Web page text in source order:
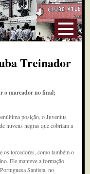
Treinador
o marcador no final;
posição, o Juventus
nuvens negras que cobriam a
os torcedores, como também o
Ele manteve a formação
Santista, no